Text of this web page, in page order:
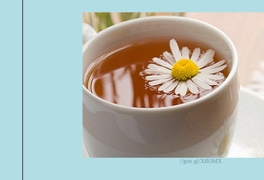
//goo.gl/XfIOMX